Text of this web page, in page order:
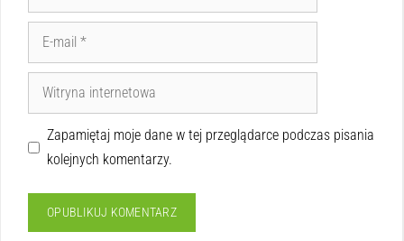
Zapamiętaj moje dane w tej przeglądarce podczas pisania
kolejnych komentarzy.